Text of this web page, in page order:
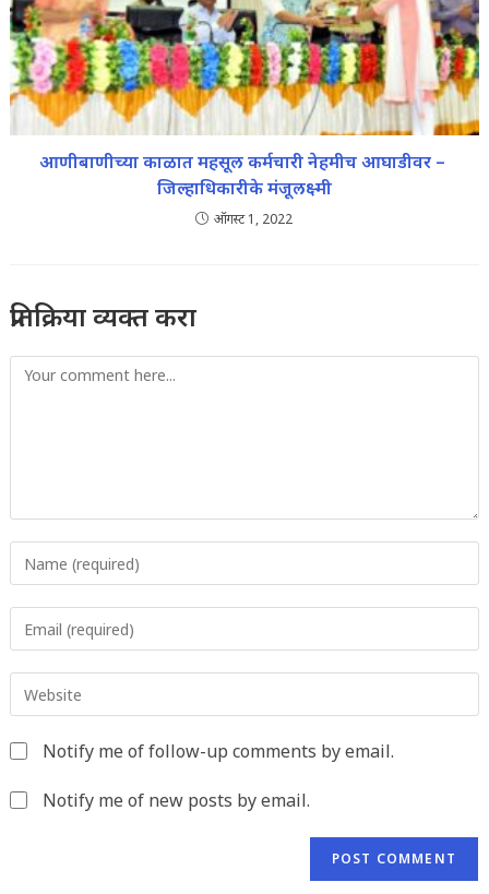
आणीबाणीच्या काळात महसूल कर्मचारी नेहमीच आघाडीवर –
जिल्हाधिकारीके मंजूलक्ष्मी
ऑगस्ट 1, 2022
प्रतिक्रिया व्यक्त करा
Comment
your
username
to
comment
your
address
to
comment
your
URL
Notify me of follow-up comments by email.
Notify me of new posts by email.